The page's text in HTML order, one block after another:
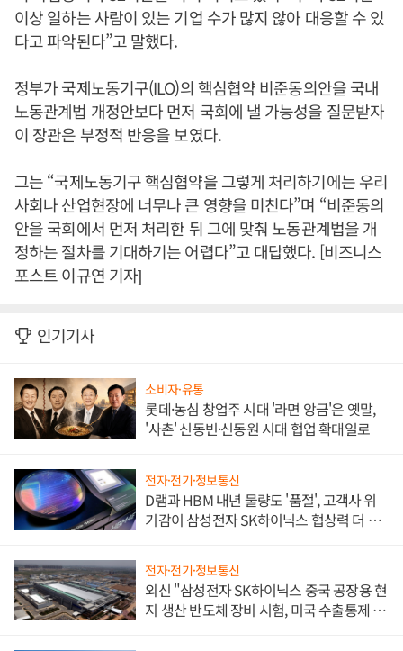
이상 일하는 사람이 있는 기업 수가 많지 않아 대응할 수 있
다고 파악된다”고 말했다.
정부가 국제노동기구(ILO)의 핵심협약 비준동의안을 국내
노동관계법 개정안보다 먼저 국회에 낼 가능성을 질문받자
이 장관은 부정적 반응을 보였다.
그는 “국제노동기구 핵심협약을 그렇게 처리하기에는 우리
사회나 산업현장에 너무나 큰 영향을 미친다”며 “비준동의
안을 국회에서 먼저 처리한 뒤 그에 맞춰 노동관계법을 개
정하는 절차를 기대하기는 어렵다”고 대답했다. [비즈니스
포스트 이규연 기자]
인기기사
소비자·유통
롯데·농심 창업주 시대 '라면 앙금'은 옛말,
'사촌' 신동빈·신동원 시대 협업 확대일로
전자·전기·정보통신
D램과 HBM 내년 물량도 '품절', 고객사 위
기감이 삼성전자 SK하이닉스 협상력 더 키
전자·전기·정보통신
외신 "삼성전자 SK하이닉스 중국 공장용 현
지 생산 반도체 장비 시험, 미국 수출통제 대